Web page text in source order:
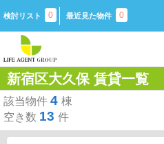
検討リスト 0 最近見た物件 0
新宿区大久保 賃貸一覧
該当物件 4 棟
空き数 13 件